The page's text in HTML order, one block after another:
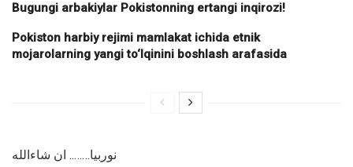
Bugungi arbakiylar Pokistonning ertangi inqirozi!
Pokiston harbiy rejimi mamlakat ichida etnik
mojarolarning yangi to‘lqinini boshlash arafasida
نوربیا…….. ان شاءالله